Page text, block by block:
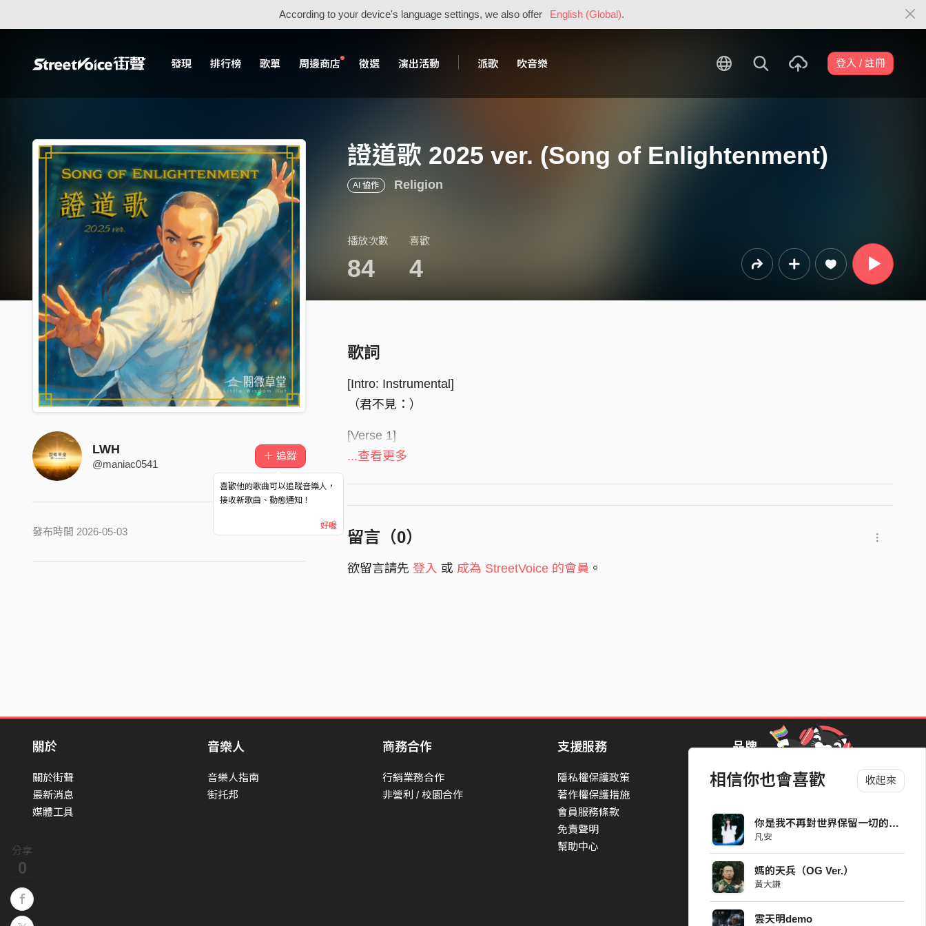
According to your device's language settings, we also offer English (Global).
發現 排行榜 歌單 周邊商店 徵選 演出活動 派歌 吹音樂 登入 / 註冊
分享
0
相信你也會喜歡 收起來
你是我不再對世界保留一切的原因 Demo (40s)
凡安
媽的天兵（OG Ver.）
黃大謙
雲天明demo
證道歌 2025 ver. (Song of Enlightenment)
AI 協作 Religion
播放次數
84
喜歡
4
LWH
@maniac0541
＋ 追蹤
喜歡他的歌曲可以追蹤音樂人，
接收新歌曲、動態通知！
好喔
發布時間 2026-05-03
歌詞
[Intro: Instrumental]
（君不見：）
[Verse 1]
絕學無為閑道人，不除妄想不求真；
證實相、無人法，剎那滅卻阿鼻業；
若將妄語誑眾生，自招拔舌塵沙劫。
喚取機關木人問，求佛施功早晚成？
[Chorus]
諸行無常一切空，即是如來大圓覺。
...查看更多
留言（0）
欲留言請先 登入 或 成為 StreetVoice 的會員 。
關於
關於街聲
最新消息
媒體工具
音樂人
音樂人指南
街托邦
商務合作
行銷業務合作
非營利 / 校園合作
支援服務
隱私權保護政策
著作權保護措施
會員服務條款
免責聲明
幫助中心
品牌
StreetVoice Awards 街聲音樂獎
Blow 吹音樂
Packer 派歌
SimpleLife 簡單生活節
ParkPark Carnival
一起比 YEAH 吧